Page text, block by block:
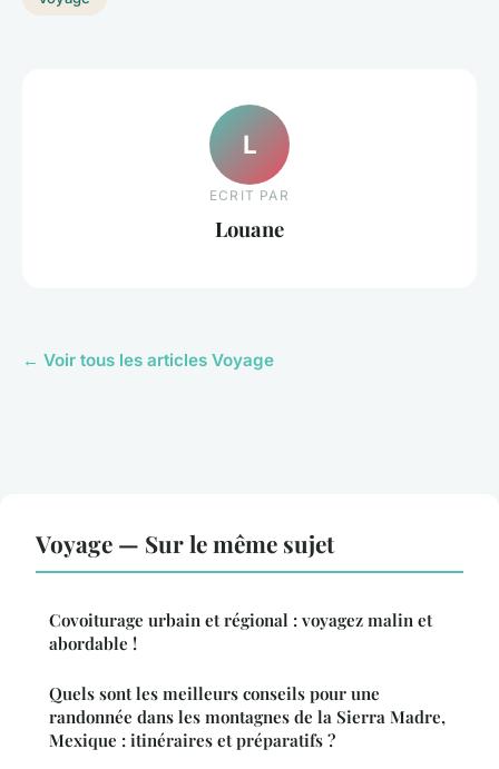
L
ECRIT PAR
Louane
← Voir tous les articles Voyage
Voyage — Sur le même sujet
Covoiturage urbain et régional : voyagez malin et
abordable !
Quels sont les meilleurs conseils pour une
randonnée dans les montagnes de la Sierra Madre,
Mexique : itinéraires et préparatifs ?